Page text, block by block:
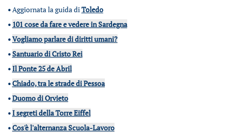
•Aggiornata la guida diToledo
• 101 cose da fare e vedere in Sardegna
•Vogliamo parlare di diritti umani?
•Santuario di Cristo Rei
•Il Ponte 25 de Abril
•Chiado, tra le strade di Pessoa
•Duomo di Orvieto
•I segreti della Torre Eiffel
•Cos'è l'alternanza Scuola-Lavoro